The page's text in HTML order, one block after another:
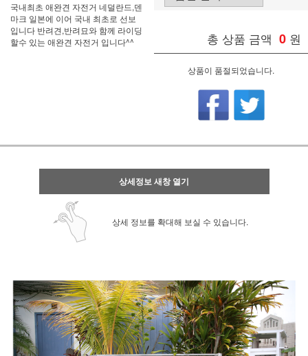
국내최초 애완견 자전거 네덜란드,덴
마크 일본에 이어 국내 최초로 선보
입니다 반려견,반려묘와 함께 라이딩
할수 있는 애완견 자전거 입니다^^
총 상품 금액 0 원
상품이 품절되었습니다.
상세정보 새창 열기
상세 정보를 확대해 보실 수 있습니다.